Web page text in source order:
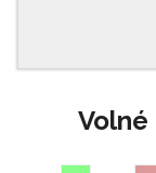
Volné